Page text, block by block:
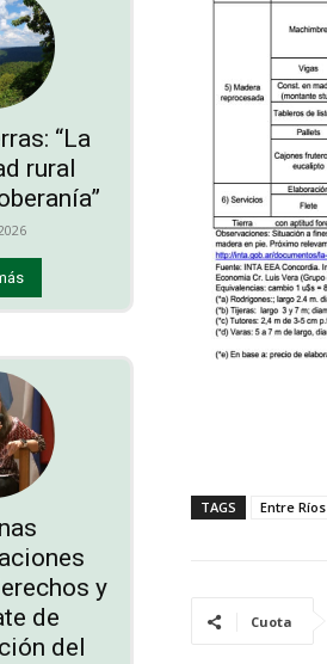
“La
rural
y
de
del
TAGS Entre Ríos
Cuota